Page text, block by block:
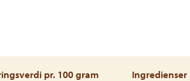
pr. 100 gram Ingredienser